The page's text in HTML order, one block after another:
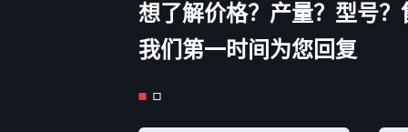
想了解价格？产量？型号？
我们第一时间为您回复